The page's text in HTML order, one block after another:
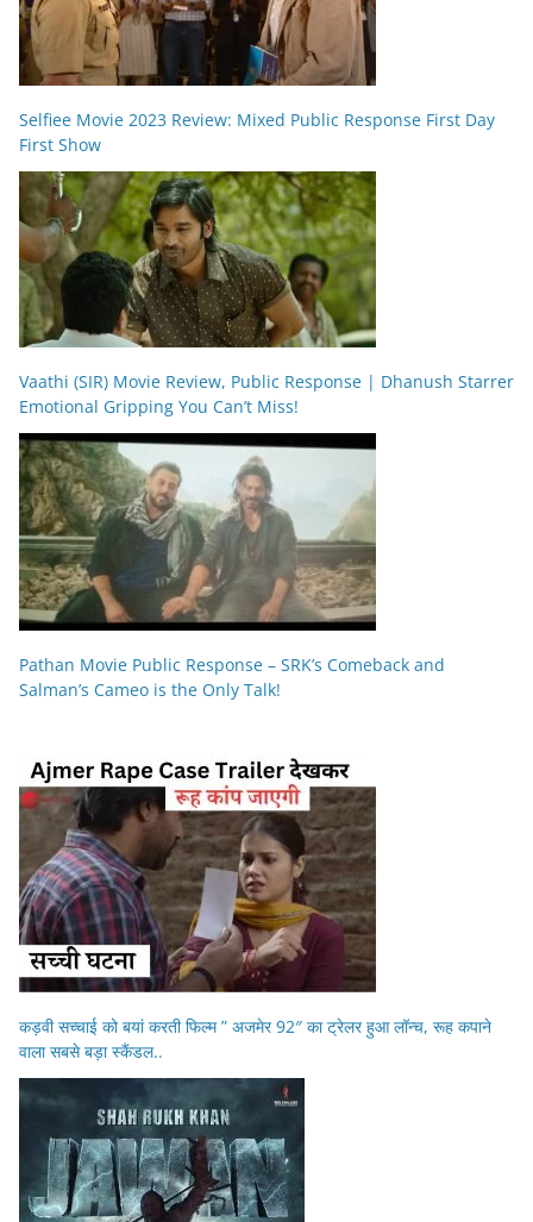
Selfiee Movie 2023 Review: Mixed Public Response First Day
First Show
Vaathi (SIR) Movie Review, Public Response | Dhanush Starrer
Emotional Gripping You Can’t Miss!
Pathan Movie Public Response – SRK’s Comeback and
Salman’s Cameo is the Only Talk!
कड़वी सच्चाई को बयां करती फिल्म ” अजमेर 92″ का ट्रेलर हुआ लॉन्च, रूह कपाने
वाला सबसे बड़ा स्कैंडल..